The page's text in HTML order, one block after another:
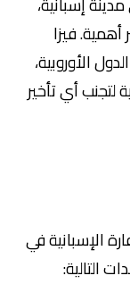
أهمية. فيزا
الأوروبية،
لتجنب أي تأخير
الإسبانية في
التالية: